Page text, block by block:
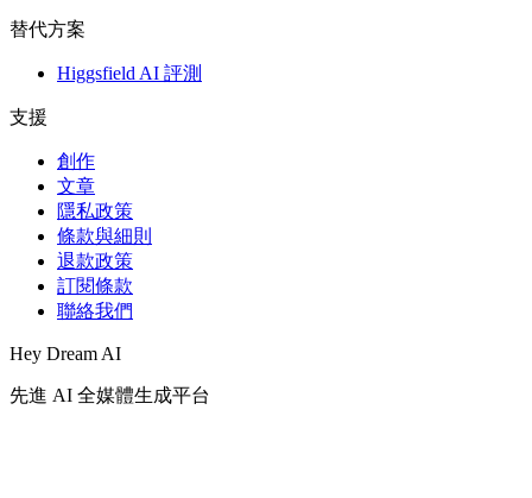
替代方案
Higgsfield AI 評測
支援
創作
文章
隱私政策
條款與細則
退款政策
訂閱條款
聯絡我們
Hey Dream AI
先進 AI 全媒體生成平台